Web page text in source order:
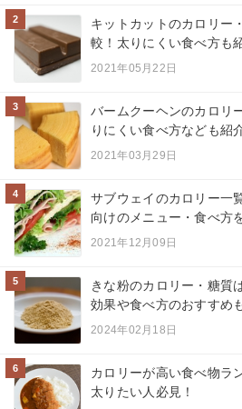
2
キットカットのカロリー
較！太りにくい食べ方も
2021年05月22日
3
バームクーヘンのカロリ
りにくい食べ方なども紹
2021年03月29日
4
サブウェイのカロリー一
向けのメニュー・食べ方
2021年12月09日
5
きな粉のカロリー・糖質
効果や食べ方のおすすめ
2024年02月18日
6
カロリーが高い食べ物ラ
太りたい人必見！